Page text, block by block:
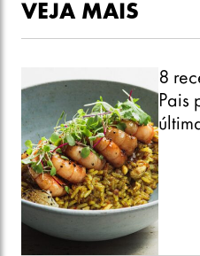
VEJA MAIS
8
Pais